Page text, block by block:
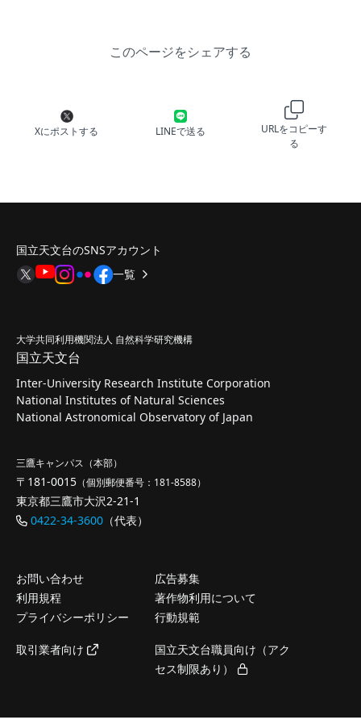
このページをシェアする
Xにポストする LINEで送る
URLをコピーす
る
国立天文台のSNSアカウント
一覧
大学共同利用機関法人 自然科学研究機構
国立天文台
Inter-University Research Institute Corporation
National Institutes of Natural Sciences
National Astronomical Observatory of Japan
三鷹キャンパス（本部）
〒181-0015 （個別郵便番号：181-8588）
東京都三鷹市大沢2-21-1
0422-34-3600 （代表）
お問い合わせ
広告募集
利用規程
著作物利用について
プライバシーポリシー
行動規範
取引業者向け
国立天文台職員向け（アク
セス制限あり）